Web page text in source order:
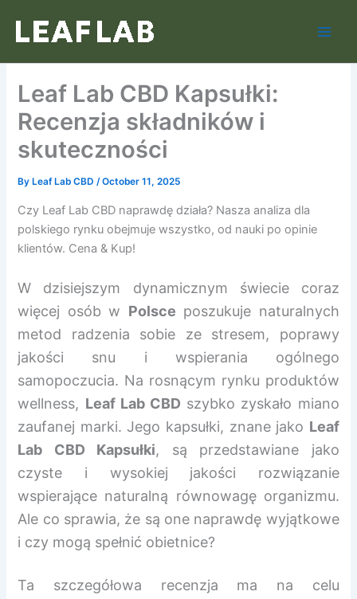
content
Leaf Lab CBD Kapsułki:
Recenzja składników i
skuteczności
By Leaf Lab CBD/October 11, 2025
Czy Leaf Lab CBD naprawdę działa? Nasza analiza dla
polskiego rynku obejmuje wszystko, od nauki po opinie
klientów. Cena & Kup!
W dzisiejszym dynamicznym świecie coraz
więcej osób w Polsce poszukuje naturalnych
metod radzenia sobie ze stresem, poprawy
jakości snu i wspierania ogólnego
samopoczucia. Na rosnącym rynku produktów
wellness, Leaf Lab CBD szybko zyskało miano
zaufanej marki. Jego kapsułki, znane jako Leaf
Lab CBD Kapsułki, są przedstawiane jako
czyste i wysokiej jakości rozwiązanie
wspierające naturalną równowagę organizmu.
Ale co sprawia, że są one naprawdę wyjątkowe
i czy mogą spełnić obietnice?
Ta szczegółowa recenzja ma na celu